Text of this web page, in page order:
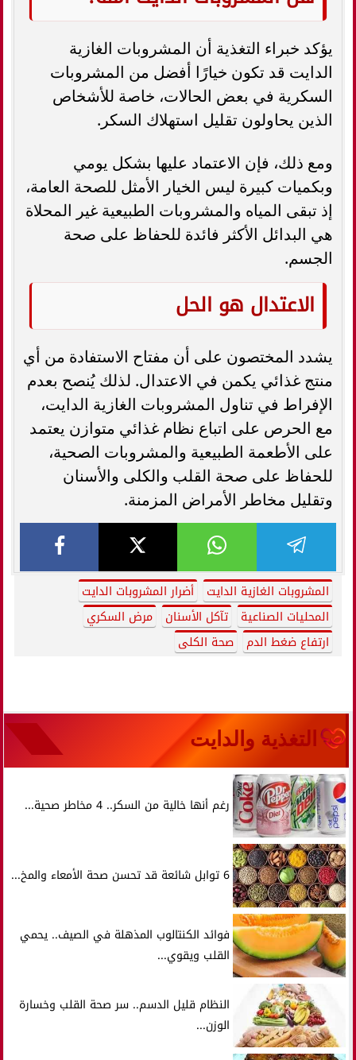
يؤكد خبراء التغذية أن المشروبات الغازية
الدايت قد تكون خيارًا أفضل من المشروبات
السكرية في بعض الحالات، خاصة للأشخاص
الذين يحاولون تقليل استهلاك السكر.
ومع ذلك، فإن الاعتماد عليها بشكل يومي
وبكميات كبيرة ليس الخيار الأمثل للصحة العامة،
إذ تبقى المياه والمشروبات الطبيعية غير المحلاة
هي البدائل الأكثر فائدة للحفاظ على صحة
الجسم.
الاعتدال هو الحل
يشدد المختصون على أن مفتاح الاستفادة من أي
منتج غذائي يكمن في الاعتدال. لذلك يُنصح بعدم
الإفراط في تناول المشروبات الغازية الدايت،
مع الحرص على اتباع نظام غذائي متوازن يعتمد
على الأطعمة الطبيعية والمشروبات الصحية،
للحفاظ على صحة القلب والكلى والأسنان
وتقليل مخاطر الأمراض المزمنة.
المشروبات الغازية الدايت
أضرار المشروبات الدايت
المحليات الصناعية
تآكل الأسنان
مرض السكري
ارتفاع ضغط الدم
صحة الكلى
التغذية والدايت
رغم أنها خالية من السكر.. 4 مخاطر صحية...
6 توابل شائعة قد تحسن صحة الأمعاء والمخ...
فوائد الكنتالوب المذهلة في الصيف.. يحمي
القلب ويقوي...
النظام قليل الدسم.. سر صحة القلب وخسارة
الوزن...